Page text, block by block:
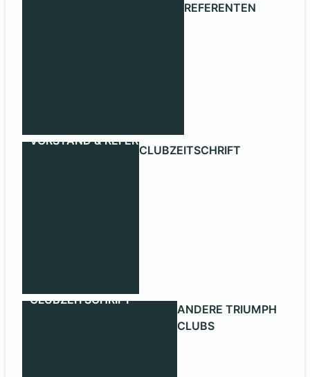
VORSTAND & REFERENTEN
REFERENTEN
CLUBZEITSCHRIFT
CLUBZEITSCHRIFT
ANDERE TRIUMPH
CLUBS